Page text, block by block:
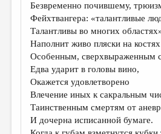
Безвременно почившему,
Фейхтвангера: «талантливые
Талантливы во многих
Наполнит живо пляски на костях
Особенным, сверхвыраженным
Едва ударит в головы вино,
Окажется удовлетворено
Влечение иных к сакральным
Таинственным смертям от
И дочерна исписанной бумаге.